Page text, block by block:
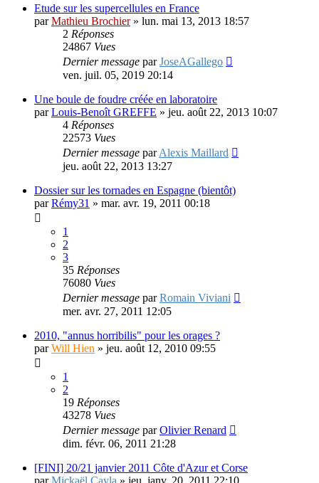
Etude sur les supercellules en France
parMathieu Brochier» lun. mai 13, 2013 18:57
2 Réponses
24867 Vues
Dernier message parJoseAGallego
ven. juil. 05, 2019 20:14
Une boule de foudre créée en laboratoire
parLouis-Benoît GREFFE » jeu. août 22, 2013 10:07
4 Réponses
22573 Vues
Dernier message parAlexis Maillard
jeu. août 22, 2013 13:27
Dossier sur les tornades en Espagne (bientôt)
parRémy31 » mar. avr. 19, 2011 00:18
1
2
3
35 Réponses
76080 Vues
Dernier message parRomain Viviani
mer. avr. 27, 2011 12:05
2010, "annus horribilis" pour les orages ?
parWill Hien » jeu. août 12, 2010 09:55
1
2
19 Réponses
43278 Vues
Dernier message parOlivier Renard
dim. févr. 06, 2011 21:28
[FINI] 20/21 janvier 2011 Côte d'Azur et Corse
parMickaël Cayla » jeu. janv. 20, 2011 22:10